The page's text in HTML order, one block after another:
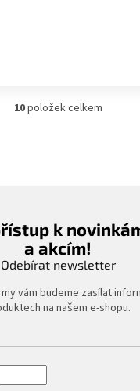
O
p
r
v
y
v
i
10položek celkem
k
a akcím!
Odebírat newsletter
vám budeme zasílat
na našem e-shopu.